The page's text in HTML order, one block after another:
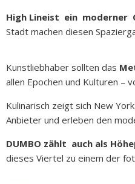
High Lineist ein moderner
Stadt machen diesen
Kunstliebhaber sollten das
allen Epochen und Kulturen –
Kulinarisch zeigt sich New
Anbieter und erleben den
DUMBO zählt auch als
dieses Viertel zu einem der